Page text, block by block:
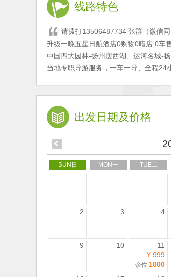
线路特色
请拨打13506487734 张群（微信
升级一晚五星日航酒店0购物0暗店 0车
中国四大园林-扬州瘦西湖、运河名城-
当地专职导游服务，一车一导、全程24
出发日期及价格
SUN日 MON一 TUE二
2 3 4
9 10
11
¥ 999
余位 1000